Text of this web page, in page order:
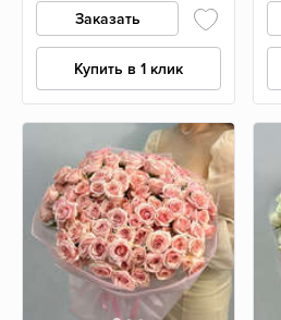
Заказать
Купить в 1 клик